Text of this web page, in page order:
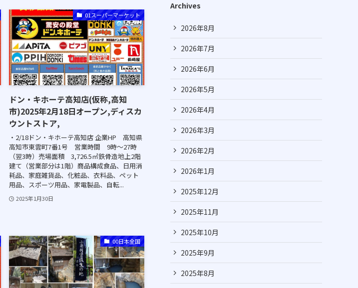
01スーパーマーケット
ドン・キホーテ高知店(仮称,高知
市)2025年2月18日オープン,ディスカ
ウントストア,
・2/18ドン・キホーテ高知店 企業HP 高知県
高知市東雲町7番1号 営業時間 9時～27時
（翌3時）売場面積 3,726.5㎡鉄骨造地上2階
建て（営業部分は1階）商品構成食品、日用消
耗品、家庭雑貨品、化粧品、衣料品、ペット
用品、スポーツ用品、家電製品、自転...
2025年1月30日
00日本全国
Archives
2026年8月
2026年7月
2026年6月
2026年5月
2026年4月
2026年3月
2026年2月
2026年1月
2025年12月
2025年11月
2025年10月
2025年9月
2025年8月